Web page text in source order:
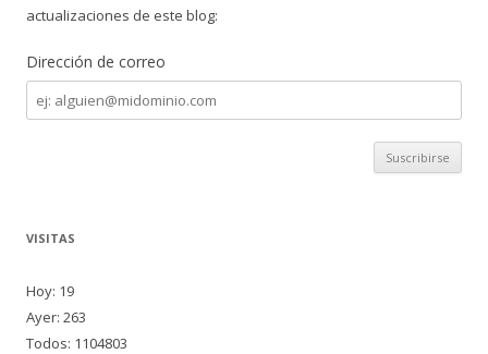
actualizaciones de este blog:
Dirección de correo
Dirección
de
correo
VISITAS
Hoy: 19
Ayer: 263
Todos: 1104803